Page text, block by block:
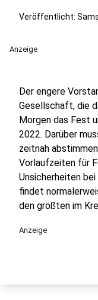
Veröffentlicht:
Anzeige
Der engere
Gesellschaft, die
Morgen das Fest
2022. Darüber
zeitnah
Vorlaufzeiten für
Unsicherheiten
findet
den größten im
Anzeige